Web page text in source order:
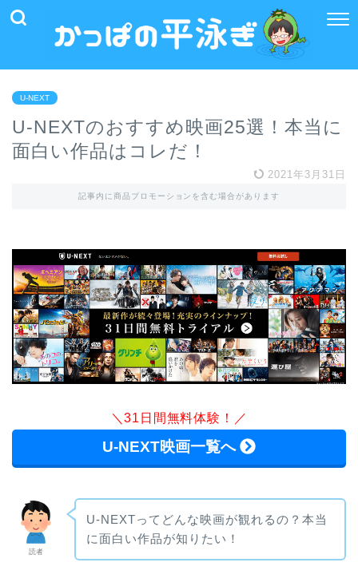
U-NEXT
U-NEXTのおすすめ映画25選！本当に
面白い作品はコレだ！
2021年3月31日
記事内に商品プロモーションを含む場合があります
＼31日間無料体験！／
U-NEXT映画一覧へ
読者
U-NEXTってどんな映画が観れるの？本当
に面白い作品が知りたい！